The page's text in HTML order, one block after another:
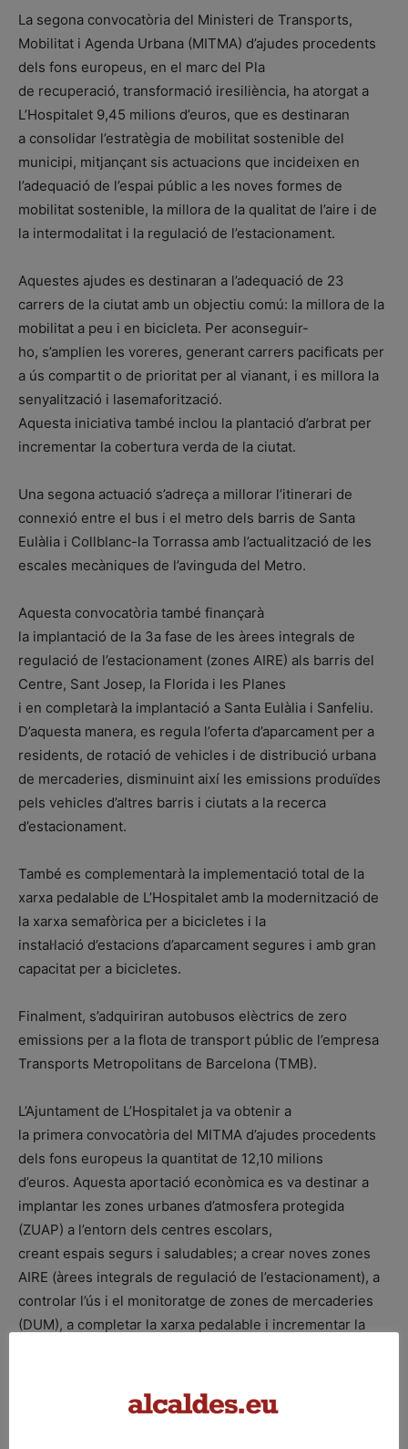
La segona convocatòria del Ministeri de Transports,
Mobilitat i Agenda Urbana (MITMA) d’ajudes procedents
dels fons europeus, en el marc del Pla
de recuperació, transformació iresiliència, ha atorgat a
L’Hospitalet 9,45 milions d’euros, que es destinaran
a consolidar l’estratègia de mobilitat sostenible del
municipi, mitjançant sis actuacions que incideixen en
l’adequació de l’espai públic a les noves formes de
mobilitat sostenible, la millora de la qualitat de l’aire i de
la intermodalitat i la regulació de l’estacionament.
Aquestes ajudes es destinaran a l’adequació de 23
carrers de la ciutat amb un objectiu comú: la millora de la
mobilitat a peu i en bicicleta. Per aconseguir-
ho, s’amplien les voreres, generant carrers pacificats per
a ús compartit o de prioritat per al vianant, i es millora la
senyalització i lasemaforització.
Aquesta iniciativa també inclou la plantació d’arbrat per
incrementar la cobertura verda de la ciutat.
Una segona actuació s’adreça a millorar l’itinerari de
connexió entre el bus i el metro dels barris de Santa
Eulàlia i Collblanc-la Torrassa amb l’actualització de les
escales mecàniques de l’avinguda del Metro.
Aquesta convocatòria també finançarà
la implantació de la 3a fase de les àrees integrals de
regulació de l’estacionament (zones AIRE) als barris del
Centre, Sant Josep, la Florida i les Planes
i en completarà la implantació a Santa Eulàlia i Sanfeliu.
D’aquesta manera, es regula l’oferta d’aparcament per a
residents, de rotació de vehicles i de distribució urbana
de mercaderies, disminuint així les emissions produïdes
pels vehicles d’altres barris i ciutats a la recerca
d’estacionament.
També es complementarà la implementació total de la
xarxa pedalable de L’Hospitalet amb la modernització de
la xarxa semafòrica per a bicicletes i la
instal·lació d’estacions d’aparcament segures i amb gran
capacitat per a bicicletes.
Finalment, s’adquiriran autobusos elèctrics de zero
emissions per a la flota de transport públic de l’empresa
Transports Metropolitans de Barcelona (TMB).
L’Ajuntament de L’Hospitalet ja va obtenir a
la primera convocatòria del MITMA d’ajudes procedents
dels fons europeus la quantitat de 12,10 milions
d’euros. Aquesta aportació econòmica es va destinar a
implantar les zones urbanes d’atmosfera protegida
(ZUAP) a l’entorn dels centres escolars,
creant espais segurs i saludables; a crear noves zones
AIRE (àrees integrals de regulació de l’estacionament), a
controlar l’ús i el monitoratge de zones de mercaderies
(DUM), a completar la xarxa pedalable i incrementar la
Font: Ajuntament de l’Hospitalet de Llobregat